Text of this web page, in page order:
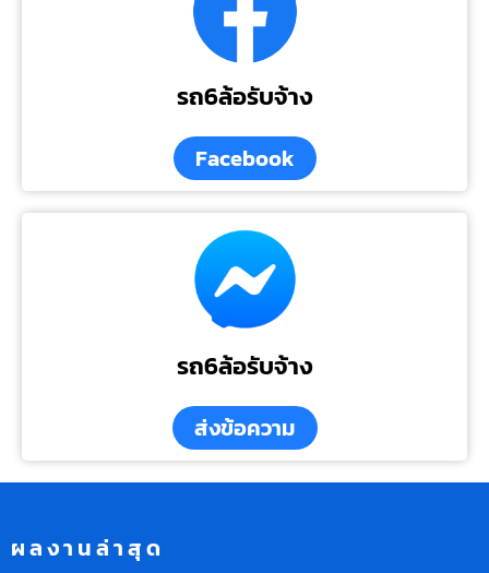
รถ6ล้อรับจ้าง
Facebook
รถ6ล้อรับจ้าง
ส่งข้อความ
ผลงานล่าสุด